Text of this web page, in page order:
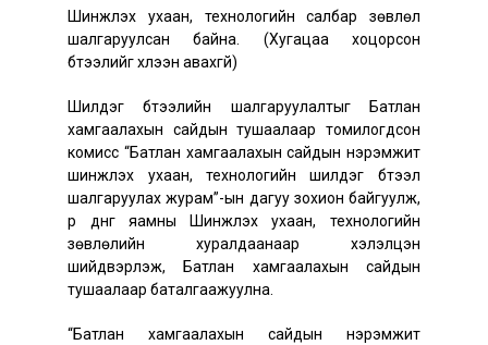
Шинжлэх ухаан, технологийн салбар зөвлөл
шалгаруулсан байна. (Хугацаа хоцорсон
бүтээлийг хүлээн авахгүй)
Шилдэг бүтээлийн шалгаруулалтыг Батлан
хамгаалахын сайдын тушаалаар томилогдсон
комисс “Батлан хамгаалахын сайдын нэрэмжит
шинжлэх ухаан, технологийн шилдэг бүтээл
шалгаруулах журам”-ын дагуу зохион байгуулж,
үр дүнг яамны Шинжлэх ухаан, технологийн
зөвлөлийн хуралдаанаар хэлэлцэн
шийдвэрлэж, Батлан хамгаалахын сайдын
тушаалаар баталгаажуулна.
“Батлан хамгаалахын сайдын нэрэмжит